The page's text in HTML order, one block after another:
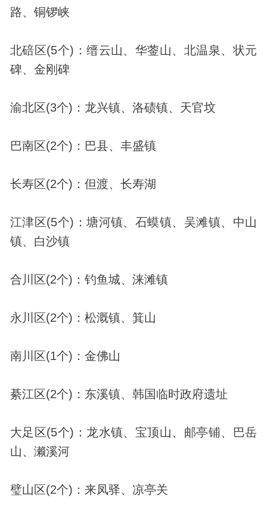
路、铜锣峡
北碚区(5个)：缙云山、华蓥山、北温泉、状元
碑、金刚碑
渝北区(3个)：龙兴镇、洛碛镇、天官坟
巴南区(2个)：巴县、丰盛镇
长寿区(2个)：但渡、长寿湖
江津区(5个)：塘河镇、石蟆镇、吴滩镇、中山
镇、白沙镇
合川区(2个)：钓鱼城、涞滩镇
永川区(2个)：松溉镇、箕山
南川区(1个)：金佛山
綦江区(2个)：东溪镇、韩国临时政府遗址
大足区(5个)：龙水镇、宝顶山、邮亭铺、巴岳
山、濑溪河
璧山区(2个)：来凤驿、凉亭关